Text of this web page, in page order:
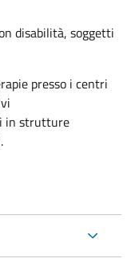
disabilità, soggetti
presso i centri
in strutture